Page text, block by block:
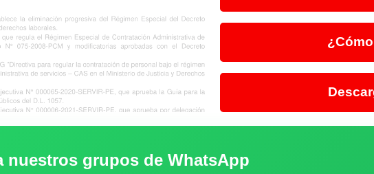
nuestros grupos de WhatsApp